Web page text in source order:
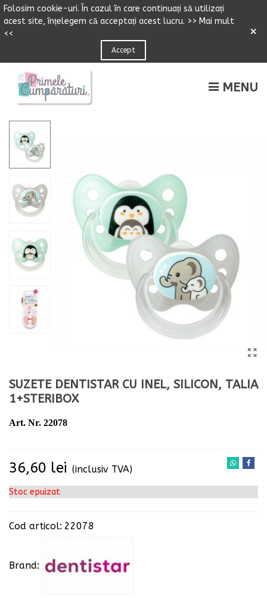
Folosim cookie-uri. n cazulîn care continuați să utilizați
acest site,înțelegem că acceptați acest lucru. >> Mai mult
<<
Accept
×
MENU
SUZETE DENTISTAR CU INEL, SILICON, TALIA
1+STERIBOX
Art. Nr. 22078
36,60 lei (inclusiv TVA)
Stoc epuizat
Cod articol: 22078
Brand: